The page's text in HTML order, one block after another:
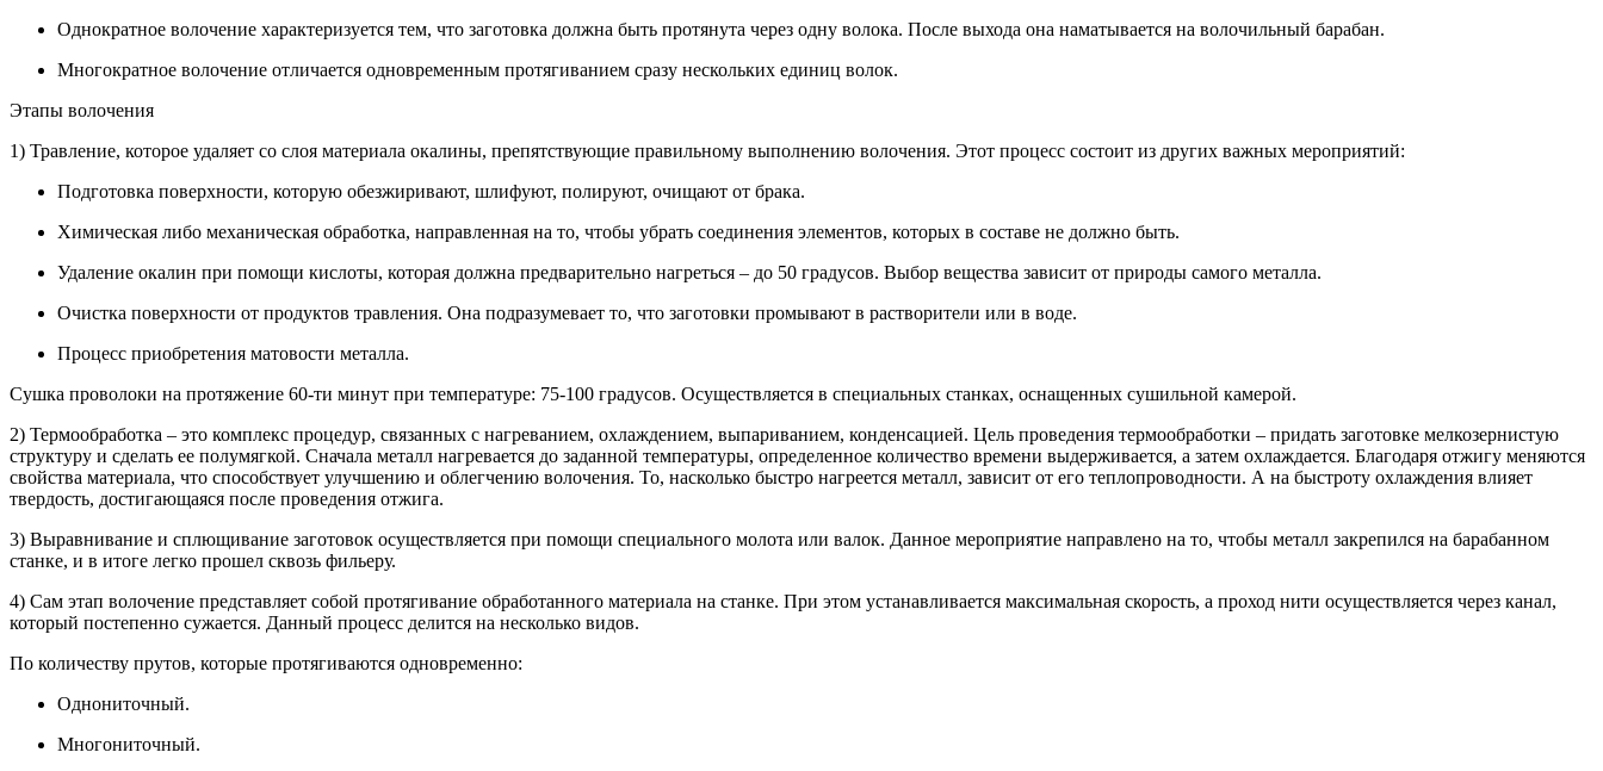
Однократное волочение характеризуется тем, что заготовка должна быть протянута через одну волока. После выхода она наматывается на волочильный барабан.
Многократное волочение отличается одновременным протягиванием сразу нескольких единиц волок.
Этапы волочения
1) Травление, которое удаляет со слоя материала окалины, препятствующие правильному выполнению волочения. Этот процесс состоит из других важных мероприятий:
Подготовка поверхности, которую обезжиривают, шлифуют, полируют, очищают от брака.
Химическая либо механическая обработка, направленная на то, чтобы убрать соединения элементов, которых в составе не должно быть.
Удаление окалин при помощи кислоты, которая должна предварительно нагреться – до 50 градусов. Выбор вещества зависит от природы самого металла.
Очистка поверхности от продуктов травления. Она подразумевает то, что заготовки промывают в растворители или в воде.
Процесс приобретения матовости металла.
Сушка проволоки на протяжение 60-ти минут при температуре: 75-100 градусов. Осуществляется в специальных станках, оснащенных сушильной камерой.
2) Термообработка – это комплекс процедур, связанных с нагреванием, охлаждением, выпариванием, конденсацией. Цель проведения термообработки – придать заготовке мелкозернистую
структуру и сделать ее полумягкой. Сначала металл нагревается до заданной температуры, определенное количество времени выдерживается, а затем охлаждается. Благодаря отжигу меняются
свойства материала, что способствует улучшению и облегчению волочения. То, насколько быстро нагреется металл, зависит от его теплопроводности. А на быстроту охлаждения влияет
твердость, достигающаяся после проведения отжига.
3) Выравнивание и сплющивание заготовок осуществляется при помощи специального молота или валок. Данное мероприятие направлено на то, чтобы металл закрепился на барабанном
станке, и в итоге легко прошел сквозь фильеру.
4) Сам этап волочение представляет собой протягивание обработанного материала на станке. При этом устанавливается максимальная скорость, а проход нити осуществляется через канал,
который постепенно сужается. Данный процесс делится на несколько видов.
По количеству прутов, которые протягиваются одновременно:
Однониточный.
Многониточный.